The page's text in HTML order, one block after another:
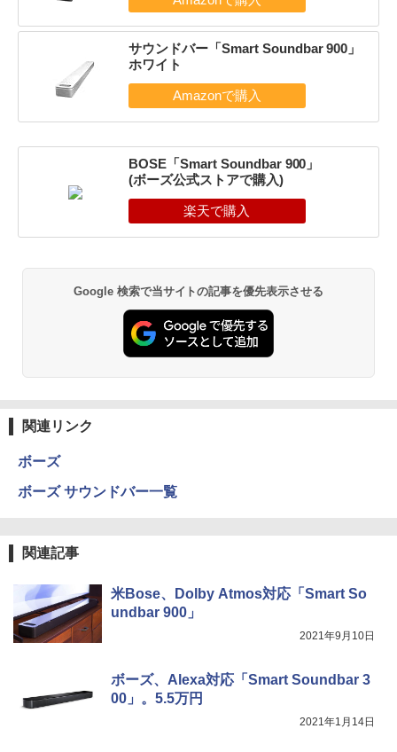
サウンドバー「Smart Soundbar 900」
ホワイト
BOSE「Smart Soundbar 900」
(ボーズ公式ストアで購入)
Google 検索で当サイトの記事を優先表示させる
関連リンク
ボーズ
ボーズ サウンドバー一覧
関連記事
米Bose、Dolby Atmos対応「Smart So
undbar 900」
2021年9月10日
ボーズ、Alexa対応「Smart Soundbar 3
00」。5.5万円
2021年1月14日